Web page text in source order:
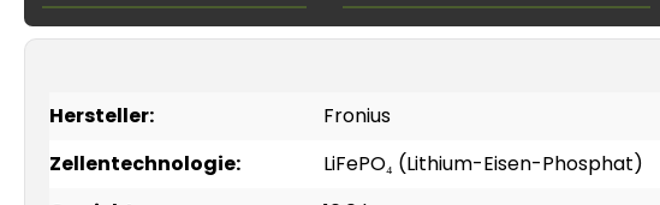
Hersteller:
Fronius
Zellentechnologie:
LiFePO₄ (Lithium-Eisen-Phosphat)